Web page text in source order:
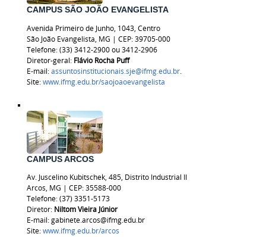
CAMPUS SÃO JOÃO EVANGELISTA
Avenida Primeiro de Junho, 1043, Centro
São João Evangelista, MG | CEP: 39705-000
Telefone: (33) 3412-2900 ou 3412-2906
Diretor-geral: Flávio Rocha Puff
E-mail:assuntosinstitucionais.sje@ifmg.edu.br.
Site:www.ifmg.edu.br/saojoaoevangelista
CAMPUS ARCOS
Av. Juscelino Kubitschek, 485, Distrito Industrial II
Arcos, MG | CEP: 35588-000
Telefone: (37) 3351-5173
Diretor: Niltom Vieira Júnior
E-mail: gabinete.arcos@ifmg.edu.br
Site:www.ifmg.edu.br/arcos